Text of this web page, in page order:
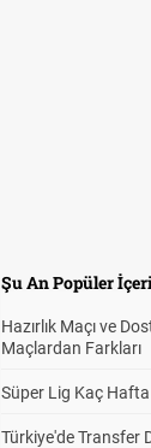
Şu An Popüler
Hazırlık Maçı ve
Maçlardan Farkları
Süper Lig Kaç
Türkiye'de Transfer